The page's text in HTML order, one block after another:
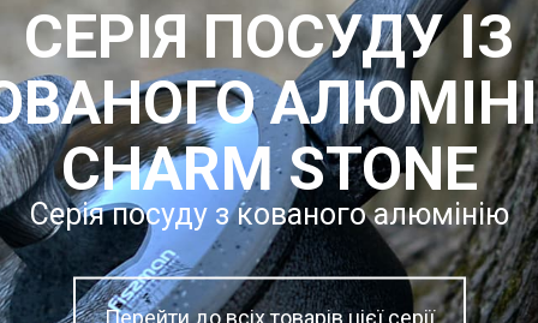
СЕРІЯ ПОСУДУ ІЗ
CHARM STONE
Серія посуду з кованого алюмінію
Перейти до всіх товарів цієї серії